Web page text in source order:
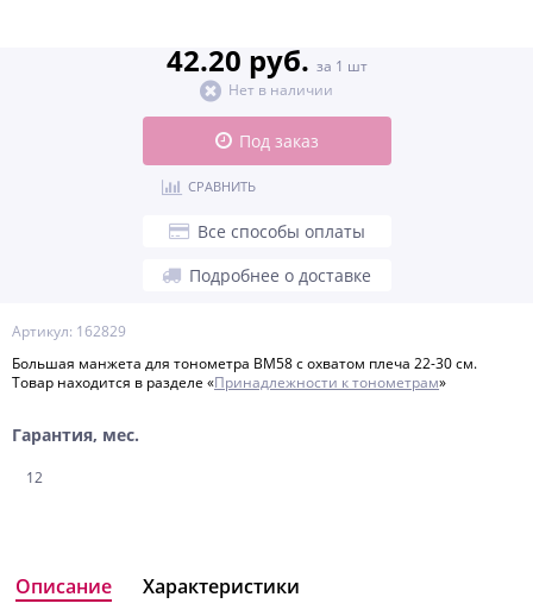
Артикул: 162829
Большая манжета для тонометра BM58 с охватом плеча 22-30 см.
Товар находится в разделе «Принадлежности к тонометрам»
Гарантия, мес.
12
42.20 руб. за 1 шт
Нет в наличии
Под заказ
СРАВНИТЬ
Все способы оплаты
Подробнее о доставке
Описание
Характеристики